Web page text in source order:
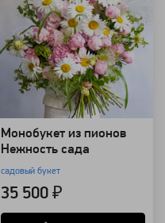
Монобукет из пионов
Нежность сада
садовый букет
35 500 ₽